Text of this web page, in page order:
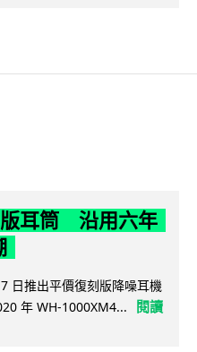
耳筒 沿用六年
日推出平價復刻版降噪耳機
年 WH-1000XM4...
閱讀